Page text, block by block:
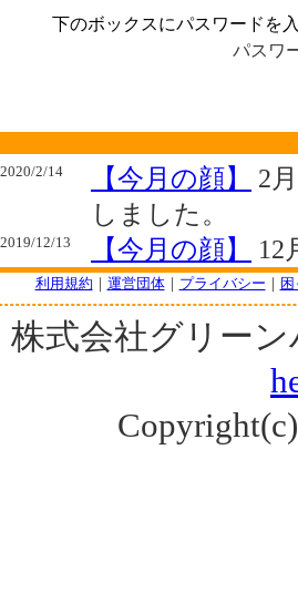
下のボックスにパスワードを
パスワ
利用規約 ｜ 運営団体｜ プライバシー ｜
株式会社グリー